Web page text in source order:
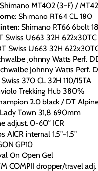
MT402 (3-F) /
: Shimano RT64 CL 180
: Shimano RT66 6bolt
Swiss U663 32H 622x30TC
Swiss U663 32H
Johnny Watts Perf.
Johnny Watts Perf.
370 CL 32H 110/15TA
Trekking Hub 380%
2.0 black / DT
Town 31,8 690mm
adjust. 0-60° ICR
AICR internal 1.5"-1.5"
GP10
On Open Gel
COMPII dropper/travel adj.